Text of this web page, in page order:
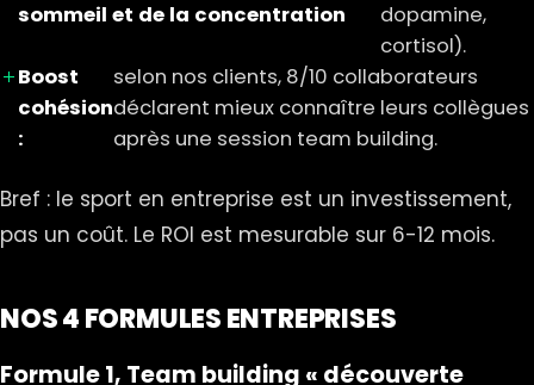
sommeil et de la concentration
dopamine,
cortisol).
Boost
cohésion
:
selon nos clients, 8/10 collaborateurs
déclarent mieux connaître leurs collègues
après une session team building.
Bref : le sport en entreprise est un investissement,
pas un coût. Le ROI est mesurable sur 6-12 mois.
NOS 4 FORMULES ENTREPRISES
Formule 1, Team building « découverte